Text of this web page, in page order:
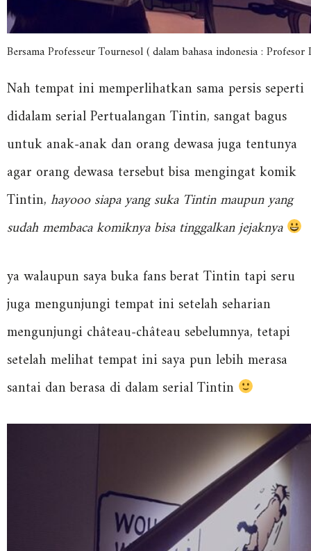
Bersama Professeur Tournesol ( dalam bahasa indonesia :
Nah tempat ini memperlihatkan sama persis seperti
didalam serial Pertualangan Tintin, sangat bagus
untuk anak-anak dan orang dewasa juga tentunya
agar orang dewasa tersebut bisa mengingat komik
Tintin, hayooo siapa yang suka Tintin maupun yang
sudah membaca komiknya bisa tinggalkan jejaknya
ya walaupun saya buka fans berat Tintin tapi seru
juga mengunjungi tempat ini setelah seharian
mengunjungi château-château sebelumnya, tetapi
setelah melihat tempat ini saya pun lebih merasa
santai dan berasa di dalam serial Tintin